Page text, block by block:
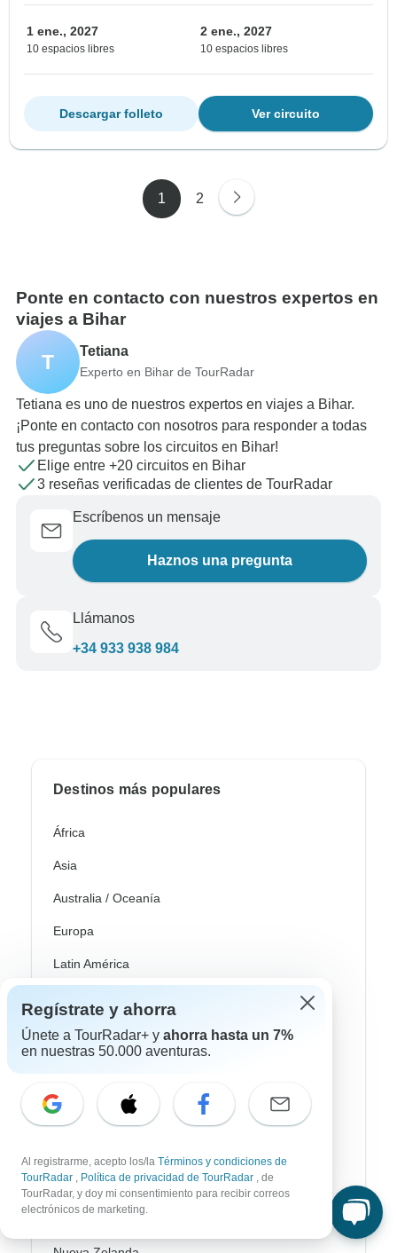
1 ene., 2027
10 espacios libres
2 ene., 2027
10 espacios libres
Ver circuito
Descargar folleto
1 2
Ponte en contacto con nuestros expertos en
viajes a Bihar
T Tetiana
Experto en Bihar de TourRadar
Tetiana es uno de nuestros expertos en viajes a Bihar.
¡Ponte en contacto con nosotros para responder a todas
tus preguntas sobre los circuitos en Bihar!
Elige entre +20 circuitos en Bihar
3 reseñas verificadas de clientes de TourRadar
Escríbenos un mensaje
Haznos una pregunta
Llámanos
+34 933 938 984
Destinos más populares
África
Asia
Australia / Oceanía
Europa
Latin América
Egipto
Sudáfrica
Bali
China
India
Regístrate y ahorra
Únete a TourRadar+ y ahorra hasta un 7%
en nuestras 50.000 aventuras.
Al registrarme, acepto los/la Términos y condiciones de
TourRadar , Política de privacidad de TourRadar , de
TourRadar, y doy mi consentimiento para recibir correos
electrónicos de marketing.